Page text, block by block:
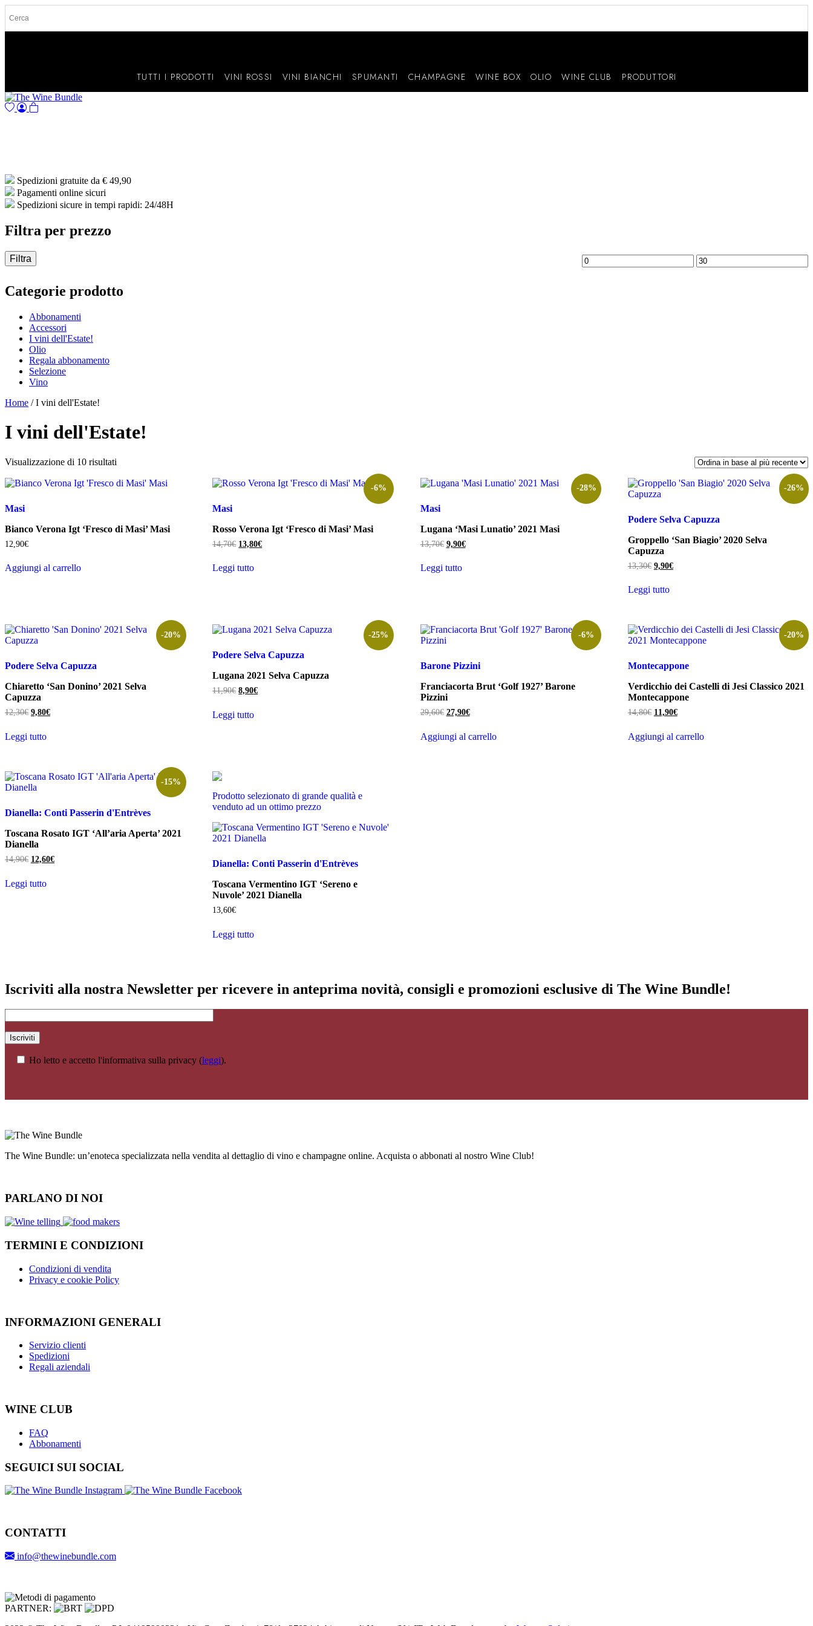
TUTTI I PRODOTTI VINI ROSSI VINI BIANCHI SPUMANTI CHAMPAGNE WINE BOX OLIO WINE CLUB PRODUTTORI
Spedizioni gratuite da € 49,90
Pagamenti online sicuri
Spedizioni sicure in tempi rapidi: 24/48H
Filtra per prezzo
Prezzo Prezzo
Filtra
Categorie prodotto
Abbonamenti
Accessori
I vini dell'Estate!
Olio
Regala abbonamento
Selezione
Vino
Home / I vini dell'Estate!
I vini dell'Estate!
Visualizzazione di 10 risultati
base
Masi
Bianco Verona Igt ‘Fresco di Masi’ Masi
12,90€
Aggiungi al carrello
-6%
Masi
Rosso Verona Igt ‘Fresco di Masi’ Masi
14,70€ Il
era:
13,80€Il
Leggi tutto
-28%
Masi
Lugana ‘Masi Lunatio’ 2021 Masi
13,70€ Il
era:
9,90€Il
Leggi tutto
-26%
Podere Selva Capuzza
Groppello ‘San Biagio’ 2020 Selva
Capuzza
13,30€ Il
era:
9,90€Il
Leggi tutto
-20%
Podere Selva Capuzza
Chiaretto ‘San Donino’ 2021 Selva
Capuzza
12,30€ Il
era:
9,80€Il
Leggi tutto
-25%
Podere Selva Capuzza
Lugana 2021 Selva Capuzza
11,90€ Il
era:
8,90€Il
Leggi tutto
-6%
Barone Pizzini
Franciacorta Brut ‘Golf 1927’ Barone
Pizzini
29,60€ Il
originale
era:
27,90€Il
attuale
è:
Aggiungi al carrello
-20%
Montecappone
Verdicchio dei Castelli di Jesi Classico 2021
Montecappone
14,80€ Il
originale
era:
11,90€Il
attuale
è:
Aggiungi al carrello
-15%
Dianella: Conti Passerin d'Entrèves
Toscana Rosato IGT ‘All’aria Aperta’ 2021
Dianella
14,90€ Il
era:
12,60€Il
Leggi tutto
Prodotto selezionato di grande qualità e
venduto ad un ottimo prezzo
Dianella: Conti Passerin d'Entrèves
Toscana Vermentino IGT ‘Sereno e
Nuvole’ 2021 Dianella
13,60€
Leggi tutto
Iscriviti alla nostra Newsletter per ricevere in anteprima novità, consigli e promozioni esclusive di The Wine Bundle!
Ho letto e accetto l'informativa sulla privacy (leggi).
The Wine Bundle: un’enoteca specializzata nella vendita al dettaglio di vino e champagne online. Acquista o abbonati al nostro Wine Club!
PARLANO DI NOI
TERMINI E CONDIZIONI
Condizioni di vendita
Privacy e cookie Policy
INFORMAZIONI GENERALI
Servizio clienti
Spedizioni
Regali aziendali
WINE CLUB
FAQ
Abbonamenti
SEGUICI SUI SOCIAL
CONTATTI
info@thewinebundle.com
PARTNER: